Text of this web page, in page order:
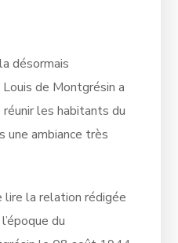
désormais
de Montgrésin a
les habitants du
une ambiance très
lire la relation rédigée
du